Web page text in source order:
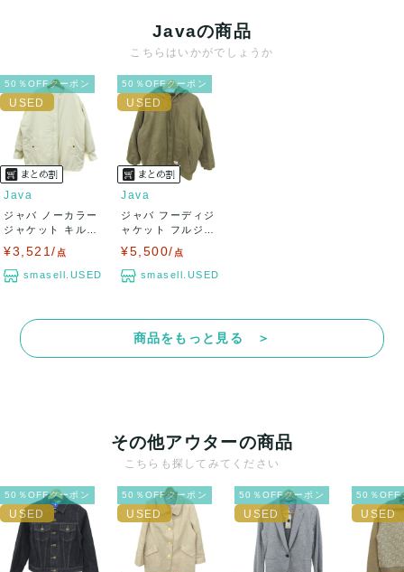
Javaの商品
こちらはいかがでしょうか
50％OFFクーポン
Java
ジャバ ノーカラー
ジャケット キルテ
ィング リバー...
¥3,521/ 点
smasell.USED
50％OFFクーポン
Java
ジャバ フーディジ
ャケット フルジッ
プ ジャンパー...
¥5,500/ 点
smasell.USED
商品をもっと見る ＞
その他アウターの商品
こちらも探してみてください
50％OFFクーポン 50％OFFクーポン 50％OFFクーポン 50％OFF